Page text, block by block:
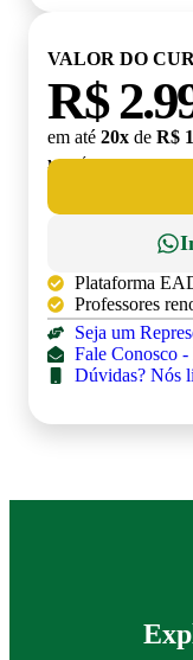
VALOR DO
R$
em até 20x de R$
MATRÍCULA:
Plataforma
Professores
Seja um
Fale Conosco
Dúvidas? Nós